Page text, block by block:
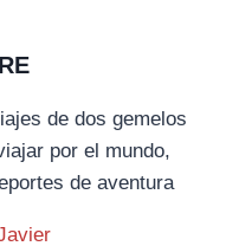
de dos gemelos
por el mundo,
de aventura